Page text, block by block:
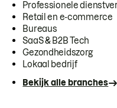
Professionele
Retail en e-commerce
Bureaus
SaaS & B2B Tech
Gezondheidszorg
Lokaal bedrijf
Bekijk alle branches